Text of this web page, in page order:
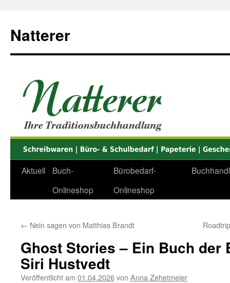
springen
Natterer
Aktuell
Buch-
Onlineshop
Bürobedarf-
Onlineshop
← Nein sagen von Matthias Brandt
Ghost Stories – Ein Buch der
Siri Hustvedt
Veröffentlicht am 01.04.2026von Anna Zehetmeier